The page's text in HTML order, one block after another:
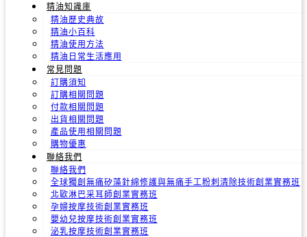
精油知識庫
精油歷史典故
精油小百科
精油使用方法
精油日常生活應用
常見問題
訂購須知
訂購相關問題
付款相關問題
出貨相關問題
產品使用相關問題
購物優惠
聯絡我們
聯絡我們
全球獨創無痛矽藻針綿修護與無痛手工粉刺清除技術創業實務班
北歐淋巴采耳師創業實務班
孕婦按摩技術創業實務班
嬰幼兒按摩技術創業實務班
泌乳按摩技術創業實務班